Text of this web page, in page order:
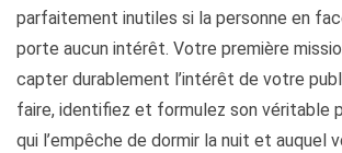
parfaitement inutiles si la personne en
porte aucun intérêt. Votre première
capter durablement l’intérêt de votre
faire, identifiez et formulez son véritable
qui l’empêche de dormir la nuit et auquel